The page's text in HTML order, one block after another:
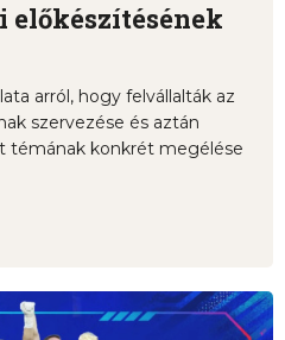
előkészítésének
arról, hogy felvállalták az
szervezése és aztán
témának konkrét megélése